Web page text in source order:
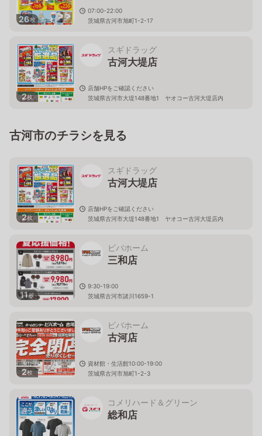
26枚
07:00-22:00
茨城県古河市旭町1-2-17
2枚
スギドラッグ
古河大堤店
店舗HPをご確認ください
茨城県古河市大堤148番地1 ヤオコー古河大堤店内
古河市のチラシを見る
2枚
スギドラッグ
古河大堤店
店舗HPをご確認ください
茨城県古河市大堤148番地1 ヤオコー古河大堤店内
11枚
ビバホーム
三和店
9:30-19:00
茨城県古河市諸川1659-1
2枚
ビバホーム
古河店
資材館・生活館10:00-19:00
茨城県古河市旭町1-2-3
コメリハード＆グリーン
総和店